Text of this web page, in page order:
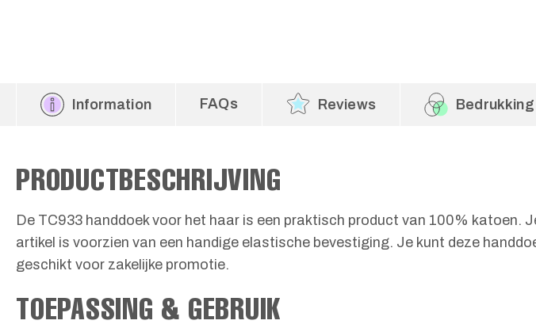
Information FAQs Reviews Bedrukking
PRODUCTBESCHRIJVING
De TC933 handdoek voor het haar is een praktisch product van 100% katoen.
artikel is voorzien van een handige elastische bevestiging. Je kunt deze
geschikt voor zakelijke promotie.
TOEPASSING & GEBRUIK